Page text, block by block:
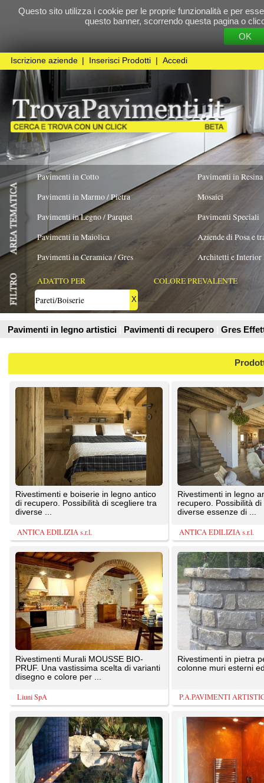
Questo sito utilizza i cookie per le proprie funzionalità e per essere sicuri che tu
questo banner, scorrendo questa pagina o cliccando
Cookie
Pavimenti in Cotto
Pavimenti in Marmo / Pietra
Pavimenti in Legno / Parquet
Pavimenti in Ceramica / Gres
Pavimenti in Resina
Pavimenti Speciali
Aziende di Posa e trattamento Pavimenti
Architetti e Interior Design
ADATTO PER
Pareti/Boiserie
X
COLORE PREVALENTE TIPOLOGIA
Pavimenti in legno artistici Pavimenti di recupero Gres Effetto Legno
Prodotti
Rivestimenti e boiserie in legno antico
di recupero. Possibilità di scegliere tra
diverse ...
ANTICA EDILIZIA s.r.l.
Rivestimenti in legno antico di
recupero. Possibilità di scegliere tra
diverse essenze di ...
ANTICA EDILIZIA s.r.l.
PRUF. Una vastissima scelta di varianti
disegno e colore per ...
Liuni SpA
colonne muri esterni ed interni
P.A.PAVIMENTI ARTISTICI SRL
Nasce e si sviluppa in un comprensorio
di grande fascino e di antica tradizione
ceramica. ...
Resina effetto stucco per pareti e
soffitti. Ideata per creare effetti materici